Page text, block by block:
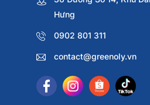
Hưng
0902 801 311
contact@greenoly.vn